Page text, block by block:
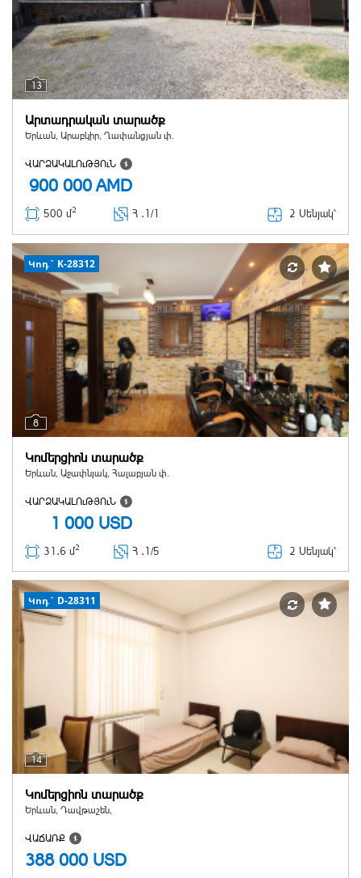
13
Արտադրական տարածք
Երևան, Արաբկիր, Ղափանցյան փ.
ՎԱՐՁԱԿԱԼՈւԹՅՈւՆ
900 000 AMD
500 մ2 Հ ․ 1/1 2 Սենյակ՝
8
Կոդ` K-28312
Կոմերցիոն տարածք
Երևան, Աջափնյակ, Հալաբյան փ.
ՎԱՐՁԱԿԱԼՈւԹՅՈւՆ
1 000 USD
31․6 մ2 Հ ․ 1/5 2 Սենյակ՝
14
Կոդ` D-28311
Կոմերցիոն տարածք
Երևան, Դավթաշեն,
ՎԱՃԱՌՔ
388 000 USD